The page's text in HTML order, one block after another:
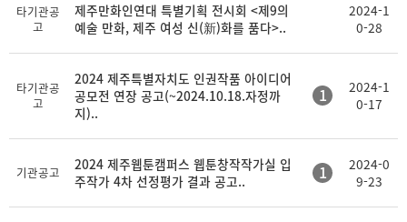
타기관공
고
제주만화인연대 특별기획 전시회 <제9의
예술 만화, 제주 여성 신(新)화를 품다>..
2024-1
0-28
타기관공
고
2024 제주특별자치도 인권작품 아이디어
공모전 연장 공고(~2024.10.18.자정까
지)..
1
2024-1
0-17
기관공고
2024 제주웹툰캠퍼스 웹툰창작작가실 입
주작가 4차 선정평가 결과 공고..
1
2024-0
9-23